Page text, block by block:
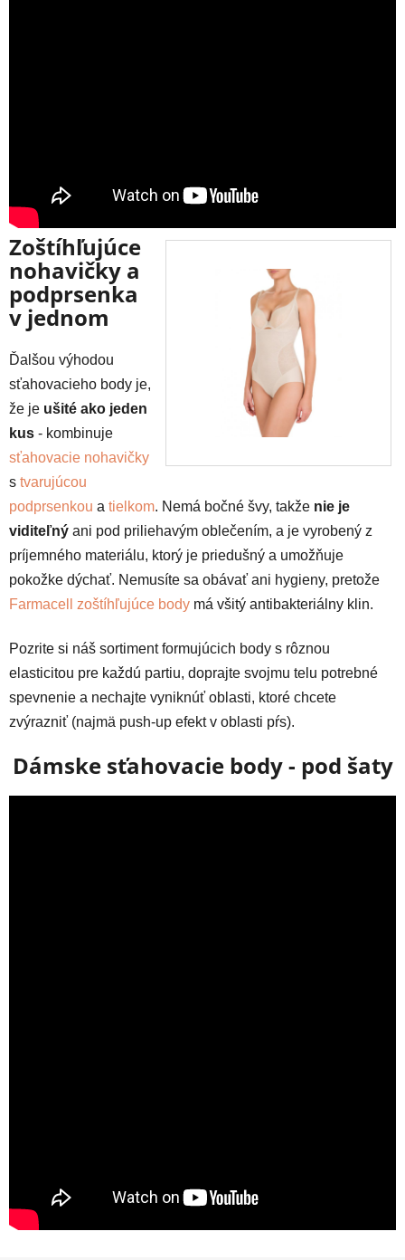
Zoštíhľujúce
nohavičky a
podprsenka
v jednom
Ďalšou výhodou
sťahovacieho body je,
že je ušité ako jeden
kus - kombinuje
sťahovacie nohavičky
s tvarujúcou
podprsenkou a tielkom. Nemá bočné švy, takže nie je
viditeľný ani pod priliehavým oblečením, a je vyrobený z
príjemného materiálu, ktorý je priedušný a umožňuje
pokožke dýchať. Nemusíte sa obávať ani hygieny, pretože
Farmacell zoštíhľujúce body má všitý antibakteriálny klin.
Pozrite si náš sortiment formujúcich body s rôznou
elasticitou pre každú partiu, doprajte svojmu telu potrebné
spevnenie a nechajte vyniknúť oblasti, ktoré chcete
zvýrazniť (najmä push-up efekt v oblasti pŕs).
Dámske sťahovacie body - pod šaty